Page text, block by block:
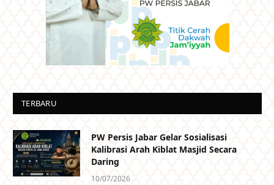
TERBARU
PW Persis Jabar Gelar Sosialisasi
Kalibrasi Arah Kiblat Masjid Secara
Daring
10/07/2026